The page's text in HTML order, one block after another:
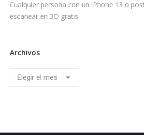
Cualquier persona con un iPhone 13 o
escanear en 3D gratis
Archivos
Archivos